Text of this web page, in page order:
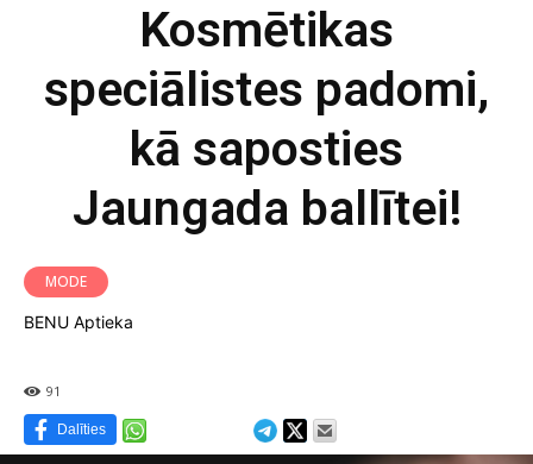
Kosmētikas
speciālistes padomi,
kā saposties
Jaungada ballītei!
MODE
BENU Aptieka
91
Dalīties